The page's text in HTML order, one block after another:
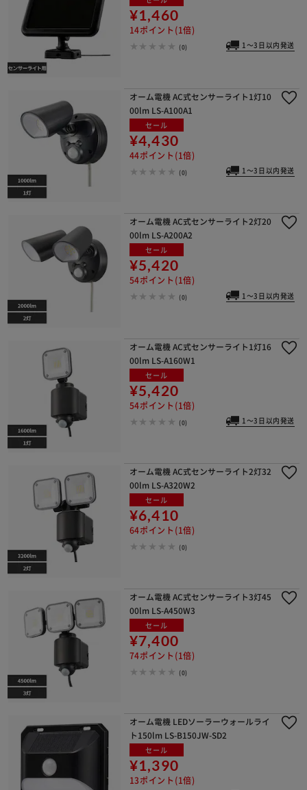
¥1,460
14ポイント(1倍)
(0) 1～3日以内発送
オーム電機 AC式センサーライト1灯10
00lm LS-A100A1
セール
¥4,430
44ポイント(1倍)
(0) 1～3日以内発送
オーム電機 AC式センサーライト2灯20
00lm LS-A200A2
セール
¥5,420
54ポイント(1倍)
(0) 1～3日以内発送
オーム電機 AC式センサーライト1灯16
00lm LS-A160W1
セール
¥5,420
54ポイント(1倍)
(0) 1～3日以内発送
オーム電機 AC式センサーライト2灯32
00lm LS-A320W2
セール
¥6,410
64ポイント(1倍)
(0)
オーム電機 AC式センサーライト3灯45
00lm LS-A450W3
セール
¥7,400
74ポイント(1倍)
(0)
オーム電機 LEDソーラーウォールライ
ト150lm LS-B150JW-SD2
セール
¥1,390
13ポイント(1倍)